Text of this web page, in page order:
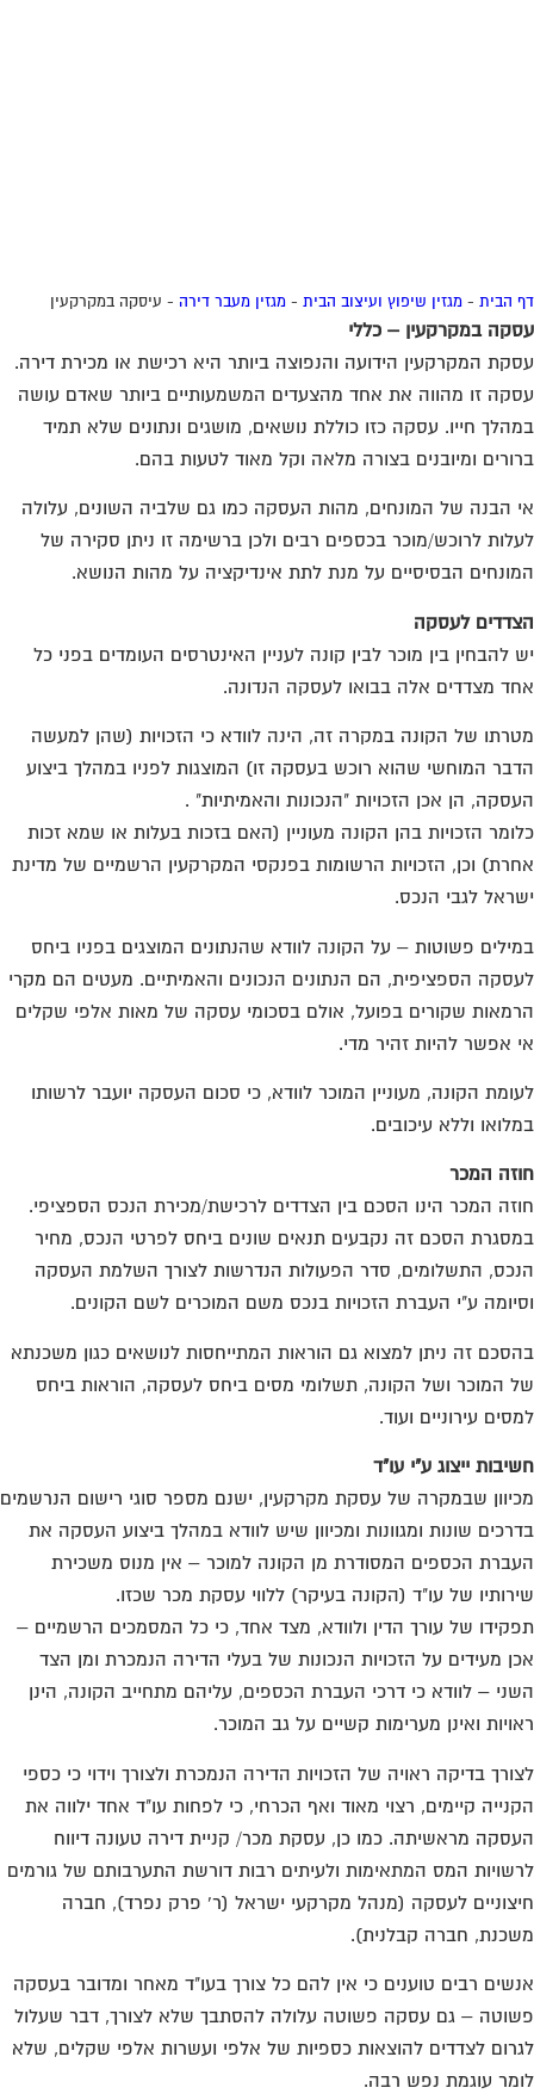
הבית- מגזין שיפוץ ועיצוב הבית- מגזין מעבר דירה- עיסקה במקרקעין
במקרקעין – כללי
המקרקעין הידועה והנפוצה ביותר היא רכישת או מכירת דירה.
זו מהווה את אחד מהצעדים המשמעותיים ביותר שאדם עושה
חייו. עסקה כזו כוללת נושאים, מושגים ונתונים שלא תמיד
ומיובנים בצורה מלאה וקל מאוד לטעות בהם.
הבנה של המונחים, מהות העסקה כמו גם שלביה השונים, עלולה
לרוכש/מוכר בכספים רבים ולכן ברשימה זו ניתן סקירה של
הבסיסיים על מנת לתת אינדיקציה על מהות הנושא.
לעסקה
להבחין בין מוכר לבין קונה לעניין האינטרסים העומדים בפני כל
מצדדים אלה בבואו לעסקה הנדונה.
של הקונה במקרה זה, הינה לוודא כי הזכויות (שהן למעשה
המוחשי שהוא רוכש בעסקה זו) המוצגות לפניו במהלך ביצוע
הן אכן הזכויות "הנכונות והאמיתיות" .
הזכויות בהן הקונה מעוניין (האם בזכות בעלות או שמא זכות
וכן, הזכויות הרשומות בפנקסי המקרקעין הרשמיים של מדינת
לגבי הנכס.
פשוטות – על הקונה לוודא שהנתונים המוצגים בפניו ביחס
הספציפית, הם הנתונים הנכונים והאמיתיים. מעטים הם מקרי
שקורים בפועל, אולם בסכומי עסקה של מאות אלפי שקלים
אפשר להיות זהיר מדי.
הקונה, מעוניין המוכר לוודא, כי סכום העסקה יועבר לרשותו
וללא עיכובים.
המכר
המכר הינו הסכם בין הצדדים לרכישת/מכירת הנכס הספציפי.
הסכם זה נקבעים תנאים שונים ביחס לפרטי הנכס, מחיר
התשלומים, סדר הפעולות הנדרשות לצורך השלמת העסקה
ע"י העברת הזכויות בנכס משם המוכרים לשם הקונים.
זה ניתן למצוא גם הוראות המתייחסות לנושאים כגון משכנתא
המוכר ושל הקונה, תשלומי מסים ביחס לעסקה, הוראות ביחס
עירוניים ועוד.
ייצוג ע"י עו"ד
שבמקרה של עסקת מקרקעין, ישנם מספר סוגי רישום הנרשמים
שונות ומגוונות ומכיוון שיש לוודא במהלך ביצוע העסקה את
הכספים המסודרת מן הקונה למוכר – אין מנוס משכירת
של עו"ד (הקונה בעיקר) ללווי עסקת מכר שכזו.
של עורך הדין ולוודא, מצד אחד, כי כל המסמכים הרשמיים –
מעידים על הזכויות הנכונות של בעלי הדירה הנמכרת ומן הצד
– לוודא כי דרכי העברת הכספים, עליהם מתחייב הקונה, הינן
ואינן מערימות קשיים על גב המוכר.
בדיקה ראויה של הזכויות הדירה הנמכרת ולצורך וידוי כי כספי
קיימים, רצוי מאוד ואף הכרחי, כי לפחות עו"ד אחד ילווה את
מראשיתה. כמו כן, עסקת מכר/ קניית דירה טעונה דיווח
המס המתאימות ולעיתים רבות דורשת התערבותם של גורמים
לעסקה (מנהל מקרקעי ישראל (ר' פרק נפרד), חברה
חברה קבלנית).
רבים טוענים כי אין להם כל צורך בעו"ד מאחר ומדובר בעסקה
– גם עסקה פשוטה עלולה להסתבך שלא לצורך, דבר שעלול
לצדדים להוצאות כספיות של אלפי ועשרות אלפי שקלים, שלא
עוגמת נפש רבה.